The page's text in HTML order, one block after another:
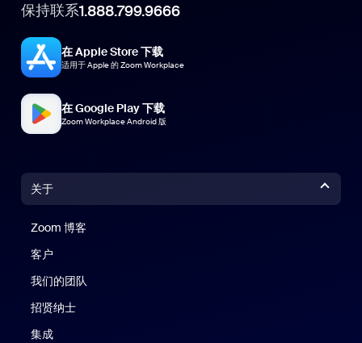
保持联系1.888.799.9666
在 Apple Store 下载
适用于 Apple 的 Zoom Workplace
在 Google Play 下载
Zoom Workplace Android 版
关于
Zoom 博客
客户
我们的团队
招贤纳士
集成